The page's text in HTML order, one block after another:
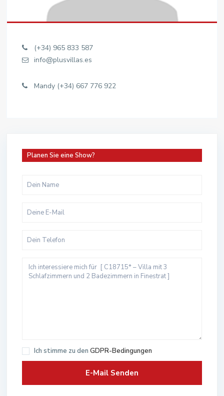
(+34) 965 833 587
info@plusvillas.es
Mandy (+34) 667 776 922
Planen Sie eine Show?
Ich stimme zu den GDPR-Bedingungen